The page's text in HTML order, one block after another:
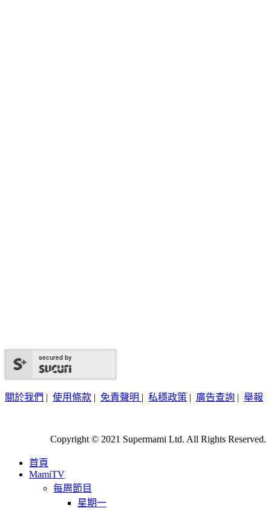
secured by
關於我們 | 使用條款 | 免責聲明 | 私穩政策 | 廣告查詢 | 舉報
Copyright © 2021 Supermami Ltd. All Rights Reserved.
首頁
MamiTV
每周節目
星期一